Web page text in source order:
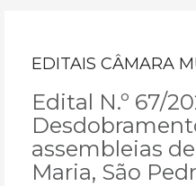
EDITAIS CÂMARA
Edital N.º 67/
assembleias
Maria, São